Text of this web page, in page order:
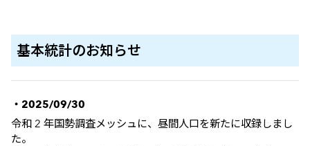
基本統計のお知らせ
・2025/09/30
令和 2 年国勢調査メッシュに、昼間人口を新たに収録しまし
た。